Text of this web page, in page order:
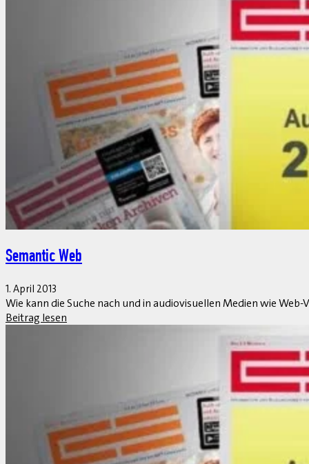
Die generelle Investitionsbereitschaft ist in Deutschland,
Anwendergruppe (DSAG) e. V.
Beitrag lesen
Switch-Framework und EhP-Lizenzfalle
1. April 2013